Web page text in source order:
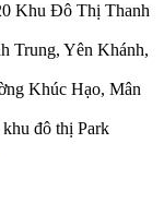
Khu Đô Thị Thanh
Trung, Yên Khánh,
Khúc Hạo, Mân
đô thị Park